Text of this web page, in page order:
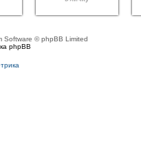
Software © phpBB Limited
phpBB